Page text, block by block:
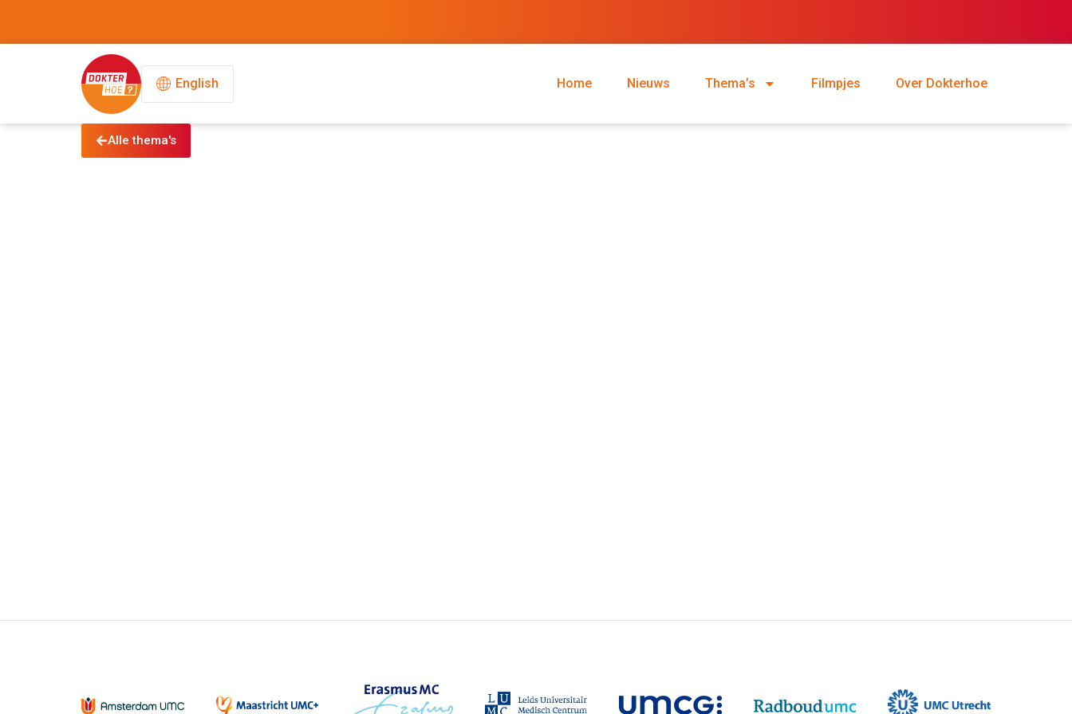
English Home Nieuws Thema’s Filmpjes Over Dokterhoe
Alle thema's